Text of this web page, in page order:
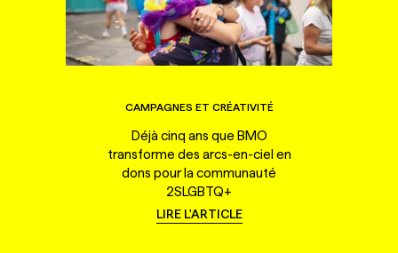
CAMPAGNES ET CRÉATIVITÉ
Déjà cinq ans que BMO
transforme des arcs-en-ciel en
dons pour la communauté
2SLGBTQ+
LIRE L'ARTICLE